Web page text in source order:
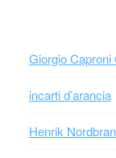
Giorgio Caproni
incarti d’arancia
Henrik